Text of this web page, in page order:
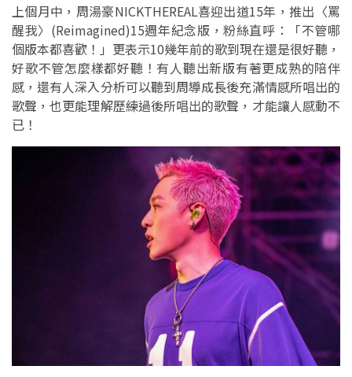
上個月中，周湯豪NICKTHEREAL喜迎出道15年，推出〈罵
醒我〉(Reimagined)15週年紀念版，粉絲直呼：「不管哪
個版本都喜歡！」更表示10幾年前的歌到現在還是很好聽，
好歌不管怎麼樣都好聽！有人聽出新版有著更成熟的陪伴
感，還有人深入分析可以聽到周導成長後充滿情感所唱出的
歌聲，也更能理解歷練過後所唱出的歌聲，才能讓人感動不
已！